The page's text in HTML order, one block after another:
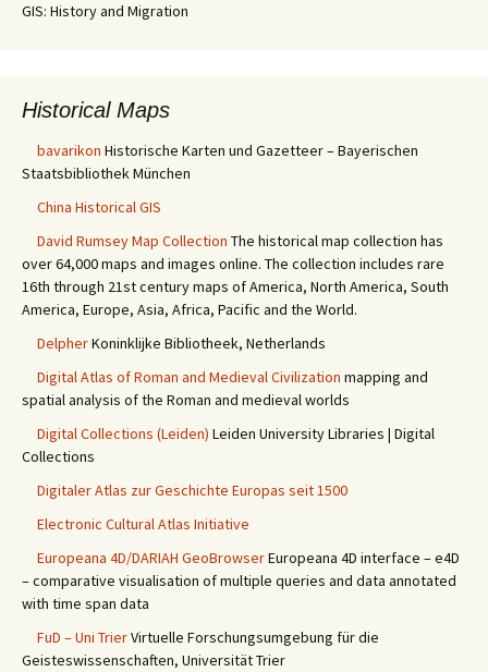
GIS: History and Migration
Historical Maps
bavarikon Historische Karten und Gazetteer – Bayerischen
Staatsbibliothek München
China Historical GIS
David Rumsey Map Collection The historical map collection has
over 64,000 maps and images online. The collection includes rare
16th through 21st century maps of America, North America, South
America, Europe, Asia, Africa, Pacific and the World.
DelpherKoninklijke Bibliotheek, Netherlands
Digital Atlas of Roman and Medieval Civilization mapping and
spatial analysis of the Roman and medieval worlds
Digital Collections (Leiden) Leiden University Libraries | Digital
Collections
Digitaler Atlas zur Geschichte Europas seit 1500
Electronic Cultural Atlas Initiative
Europeana 4D/DARIAH GeoBrowserEuropeana 4D interface – e4D
– comparative visualisation of multiple queries and data annotated
with time span data
FuD – Uni TrierVirtuelle Forschungsumgebung für die
Geisteswissenschaften, Universität Trier